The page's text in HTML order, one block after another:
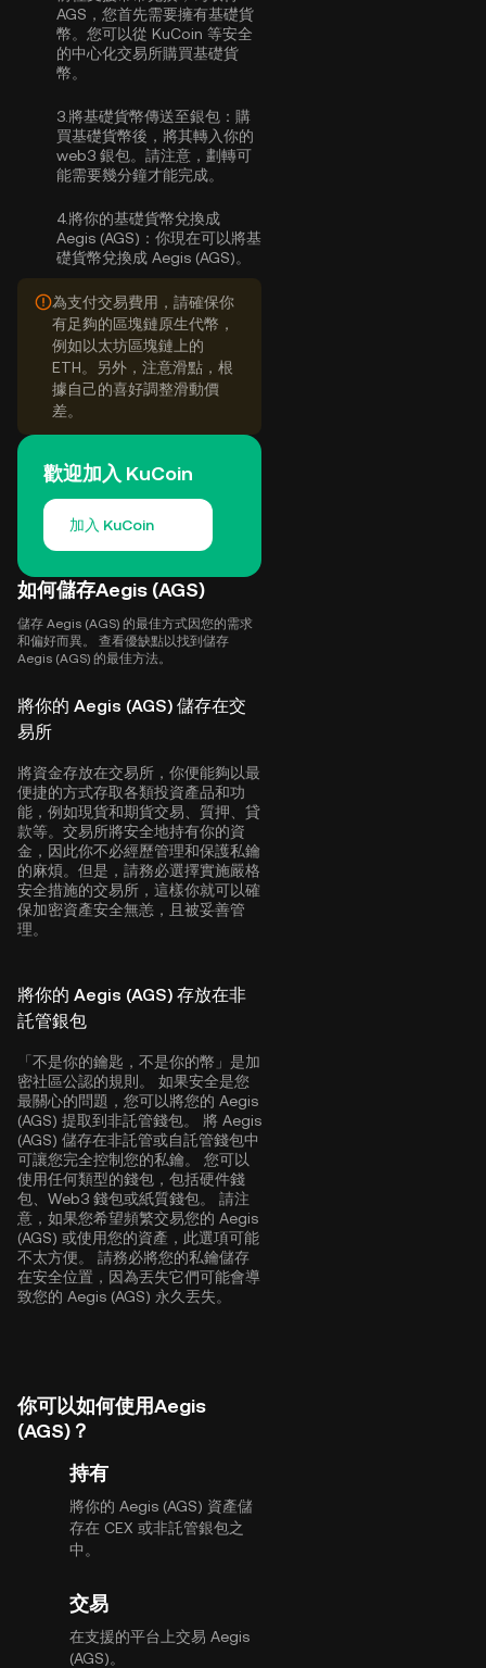
AGS，您首先需要擁有基礎貨
幣。您可以從 KuCoin 等安全
的中心化交易所購買基礎貨
幣。
3. 將基礎貨幣傳送至銀包： 購
買基礎貨幣後，將其轉入你的
web3 銀包。請注意，劃轉可
能需要幾分鐘才能完成。
4.將你的基礎貨幣兌換成
Aegis (AGS)： 你現在可以將基
礎貨幣兌換成 Aegis (AGS)。
為支付交易費用，請確保你
有足夠的區塊鏈原生代幣，
例如以太坊區塊鏈上的
ETH。另外，注意滑點，根
據自己的喜好調整滑動價
差。
歡迎加入 KuCoin
加入 KuCoin
如何儲存Aegis (AGS)
儲存 Aegis (AGS) 的最佳方式因您的需求
和偏好而異。 查看優缺點以找到儲存
Aegis (AGS) 的最佳方法。
將你的 Aegis (AGS) 儲存在交
易所
將資金存放在交易所，你便能夠以最
便捷的方式存取各類投資產品和功
能，例如現貨和期貨交易、質押、貸
款等。交易所將安全地持有你的資
金，因此你不必經歷管理和保護私鑰
的麻煩。但是，請務必選擇實施嚴格
安全措施的交易所，這樣你就可以確
保加密資產安全無恙，且被妥善管
理。
將你的 Aegis (AGS) 存放在非
託管銀包
「不是你的鑰匙，不是你的幣」是加
密社區公認的規則。 如果安全是您
最關心的問題，您可以將您的 Aegis
(AGS) 提取到非託管錢包。 將 Aegis
(AGS) 儲存在非託管或自託管錢包中
可讓您完全控制您的私鑰。 您可以
使用任何類型的錢包，包括硬件錢
包、Web3 錢包或紙質錢包。 請注
意，如果您希望頻繁交易您的 Aegis
(AGS) 或使用您的資產，此選項可能
不太方便。 請務必將您的私鑰儲存
在安全位置，因為丟失它們可能會導
致您的 Aegis (AGS) 永久丟失。
你可以如何使用Aegis
(AGS)？
持有
將你的 Aegis (AGS) 資產儲
存在 CEX 或非託管銀包之
中。
交易
在支援的平台上交易 Aegis
(AGS)。